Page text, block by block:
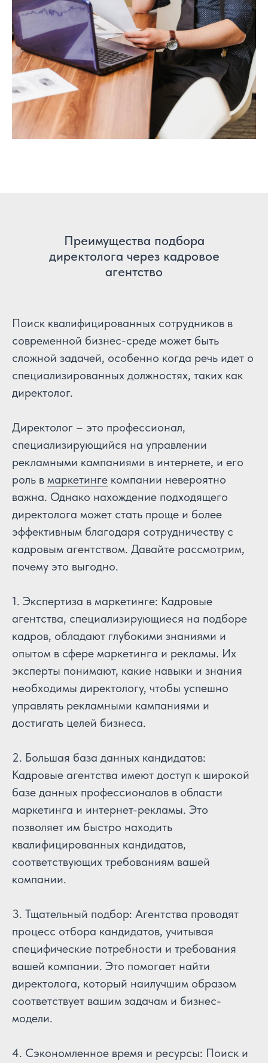
Преимущества подбора
директолога через кадровое
агентство
Поиск квалифицированных сотрудников в
современной бизнес-среде может быть
сложной задачей, особенно когда речь идет о
специализированных должностях, таких как
директолог.
Директолог – это профессионал,
специализирующийся на управлении
рекламными кампаниями в интернете, и его
роль в маркетинге компании невероятно
важна. Однако нахождение подходящего
директолога может стать проще и более
эффективным благодаря сотрудничеству с
кадровым агентством. Давайте рассмотрим,
почему это выгодно.
1. Экспертиза в маркетинге: Кадровые
агентства, специализирующиеся на подборе
кадров, обладают глубокими знаниями и
опытом в сфере маркетинга и рекламы. Их
эксперты понимают, какие навыки и знания
необходимы директологу, чтобы успешно
управлять рекламными кампаниями и
достигать целей бизнеса.
2. Большая база данных кандидатов:
Кадровые агентства имеют доступ к широкой
базе данных профессионалов в области
маркетинга и интернет-рекламы. Это
позволяет им быстро находить
квалифицированных кандидатов,
соответствующих требованиям вашей
компании.
3. Тщательный подбор: Агентства проводят
процесс отбора кандидатов, учитывая
специфические потребности и требования
вашей компании. Это помогает найти
директолога, который наилучшим образом
соответствует вашим задачам и бизнес-
модели.
4. Сэкономленное время и ресурсы: Поиск и